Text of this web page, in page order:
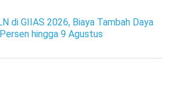
di GIIAS 2026, Biaya Tambah Daya
hingga 9 Agustus